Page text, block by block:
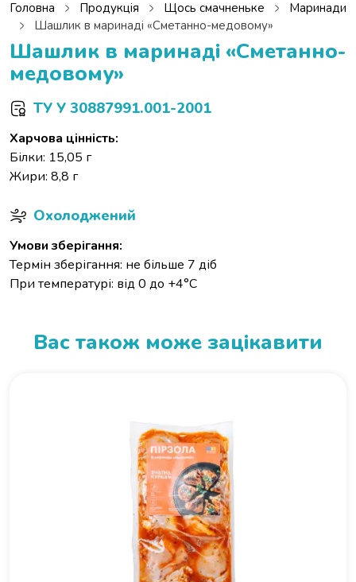
Головна Продукція Щось смачненьке
Маринади
Шашлик в маринаді «Сметанно-медовому»
Шашлик в маринаді «Сметанно-
медовому»
ТУ У 30887991.001-2001
Харчова цінність:
Білки: 15,05 г
Жири: 8,8 г
Охолоджений
Умови зберігання:
Термін зберігання: не більше 7 діб
При температурі: від 0 до +4°C
Вас також може зацікавити